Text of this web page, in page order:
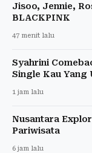
Jisoo, Jennie,
BLACKPINK
47 menit lalu
Syahrini
Single Kau Yang
1 jam lalu
Nusantara
Pariwisata
6 jam lalu